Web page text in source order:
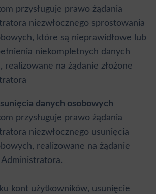
przysługuje prawo żądania
niezwłocznego sprostowania
które są nieprawidłowe lub
niekompletnych danych
realizowane na żądanie złożone
danych osobowych
przysługuje prawo żądania
niezwłocznego usunięcia
realizowane na żądanie
Administratora.
kont użytkowników, usunięcie